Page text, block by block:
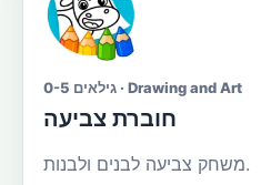
גילאים 0-5 · Drawing and Art
חוברת צביעה
משחק צביעה לבנים ולבנות.